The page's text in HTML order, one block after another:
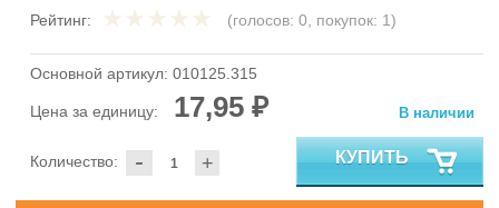
Рейтинг: (голосов: 0, покупок: 1)
Основной артикул: 010125.315
Цена за единицу: 17,95 ₽
- +
Количество:
В наличии
КУПИТЬ